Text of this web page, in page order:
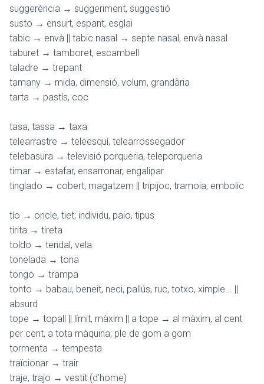
suggerència → suggeriment, suggestió
susto → ensurt, espant, esglai
tabic → envà || tabic nasal → septe nasal, envà nasal
taburet → tamboret, escambell
taladre → trepant
tamany → mida, dimensió, volum, grandària
tarta → pastís, coc
tasa, tassa → taxa
telearrastre → teleesquí, telearrossegador
telebasura → televisió porqueria, teleporqueria
timar → estafar, ensarronar, engalipar
tinglado → cobert, magatzem || tripijoc, tramoia, embolic
tío → oncle, tiet; individu, paio, tipus
tirita → tireta
toldo → tendal, vela
tonelada → tona
tongo → trampa
tonto → babau, beneit, neci, pallús, ruc, totxo, ximple... ||
absurd
tope → topall || límit, màxim || a tope → al màxim, al cent
per cent, a tota màquina; ple de gom a gom
tormenta → tempesta
traïcionar → trair
traje, trajo → vestit (d’home)